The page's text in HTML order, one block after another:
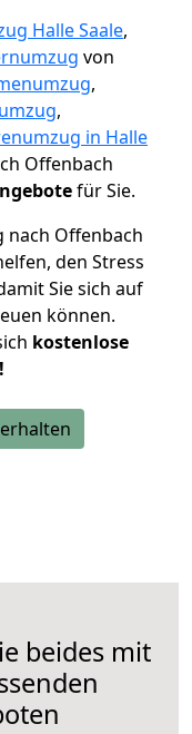
Halle Saale,
von
,
,
in Halle
Offenbach
für Sie.
nach Offenbach
den Stress
Sie sich auf
können.
kostenlose
beides mit